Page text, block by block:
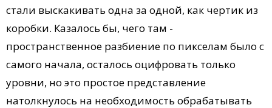
стали выскакивать одна за одной, как чертик из
коробки. Казалось бы, чего там -
пространственное разбиение по пикселам было с
самого начала, осталось оцифровать только
уровни, но это простое представление
натолкнулось на необходимость обрабатывать